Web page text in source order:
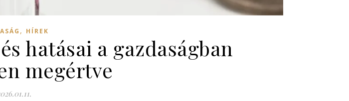
, HÍREK
hatásai a gazdaságban
megértve